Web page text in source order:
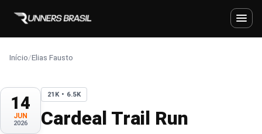
Início/Elias Fausto
14
JUN
2026
21K • 6.5K
Cardeal Trail Run